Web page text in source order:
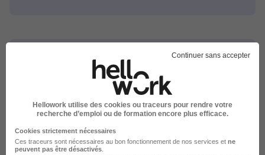
Alternance par domaine à
Cagnes-sur-Mer
Alternance Cagnes-sur-Mer Secrétariat
Alternance Cagnes-sur-Mer Vente
Alternance Cagnes-sur-Mer Santé
Continuer sans accepter
Hellowork utilise des cookies ou traceurs pour rendre votre
recherche d’emploi ou de formation encore plus efficace.
Cookies strictement nécessaires
Ces traceurs sont nécessaires au bon fonctionnement de nos services et ne
peuvent pas être désactivés